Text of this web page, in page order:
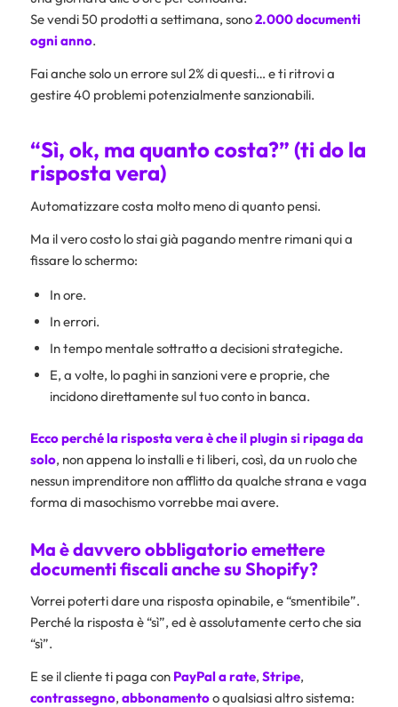
Se vendi 50 prodotti a settimana, sono2.000 documenti
ogni anno.
Fai anche solo un errore sul 2% di questi… e ti ritrovi a
gestire 40 problemi potenzialmente sanzionabili.
“Sì, ok, ma quanto costa?” (ti do la
risposta vera)
Automatizzare costa molto meno di quanto pensi.
Ma il vero costo lo stai già pagando mentre rimani qui a
fissare lo schermo:
In ore.
In errori.
In tempo mentale sottratto a decisioni strategiche.
E, a volte, lo paghi in sanzioni vere e proprie, che
incidono direttamente sul tuo conto in banca.
Ecco perché la risposta vera è che il plugin si ripaga da
solo, non appena lo installi e ti liberi, così, da un ruolo che
nessun imprenditore non afflitto da qualche strana e vaga
forma di masochismo vorrebbe mai avere.
Ma è davvero obbligatorio emettere
documenti fiscali anche su Shopify?
Vorrei poterti dare una risposta opinabile, e “smentibile”.
Perché la risposta è “sì”, ed è assolutamente certo che sia
“sì”.
E se il cliente ti paga con PayPal a rate, Stripe,
contrassegno, abbonamentoo qualsiasi altro sistema: